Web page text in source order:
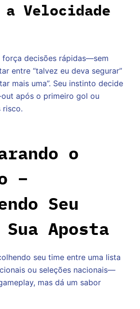
a Velocidade
força decisões rápidas—sem
entre “talvez eu deva segurar”
mais uma”. Seu instinto decide
após o primeiro gol ou
risco.
o
–
Seu
Aposta
seu time entre uma lista
ou seleções nacionais—
mas dá um sabor